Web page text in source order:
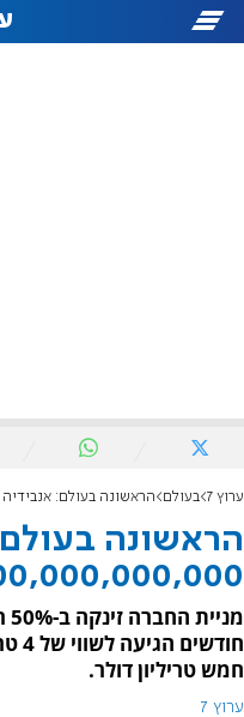
ערוץ 7 בעולם הראשונה בעולם: אנבידיה בשווי של
הראשונה
5,000,000,000,000
חמש טריליון דולר.
ערוץ 7